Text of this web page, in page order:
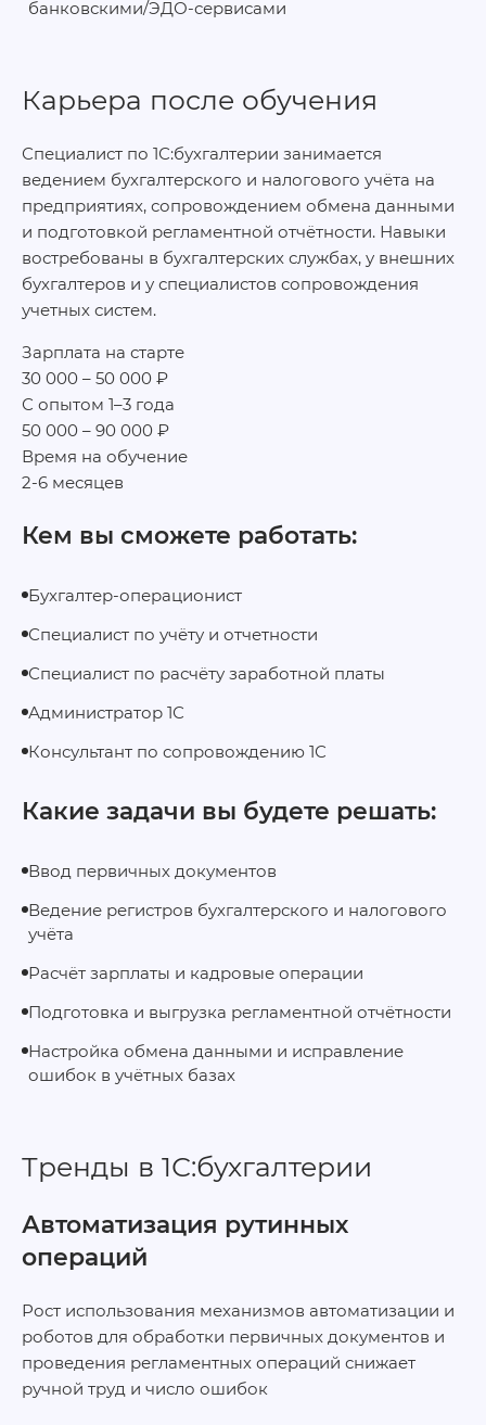
банковскими/ЭДО-сервисами
Карьера после обучения
Специалист по 1С:бухгалтерии занимается
ведением бухгалтерского и налогового учёта на
предприятиях, сопровождением обмена данными
и подготовкой регламентной отчётности. Навыки
востребованы в бухгалтерских службах, у внешних
бухгалтеров и у специалистов сопровождения
учетных систем.
Зарплата на старте
30 000 – 50 000 ₽
С опытом 1–3 года
50 000 – 90 000 ₽
Время на обучение
2-6 месяцев
Кем вы сможете работать:
Бухгалтер-операционист
Специалист по учёту и отчетности
Специалист по расчёту заработной платы
Администратор 1С
Консультант по сопровождению 1С
Какие задачи вы будете решать:
Ввод первичных документов
Ведение регистров бухгалтерского и налогового
учёта
Расчёт зарплаты и кадровые операции
Подготовка и выгрузка регламентной отчётности
Настройка обмена данными и исправление
ошибок в учётных базах
Тренды в 1С:бухгалтерии
Автоматизация рутинных
операций
Рост использования механизмов автоматизации и
роботов для обработки первичных документов и
проведения регламентных операций снижает
ручной труд и число ошибок